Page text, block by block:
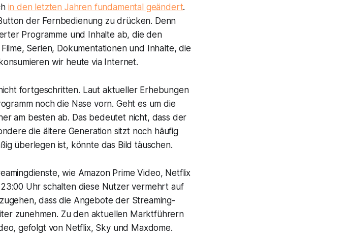
in den letzten Jahren fundamental geändert.
der Fernbedienung zu drücken. Denn
Programme und Inhalte ab, die den
Serien, Dokumentationen und Inhalte, die
wir heute via Internet.
fortgeschritten. Laut aktueller Erhebungen
noch die Nase vorn. Geht es um die
am besten ab. Das bedeutet nicht, dass der
die ältere Generation sitzt noch häufig
überlegen ist, könnte das Bild täuschen.
wie Amazon Prime Video, Netflix
Uhr schalten diese Nutzer vermehrt auf
dass die Angebote der Streaming-
zunehmen. Zu den aktuellen Marktführern
gefolgt von Netflix, Sky und Maxdome.